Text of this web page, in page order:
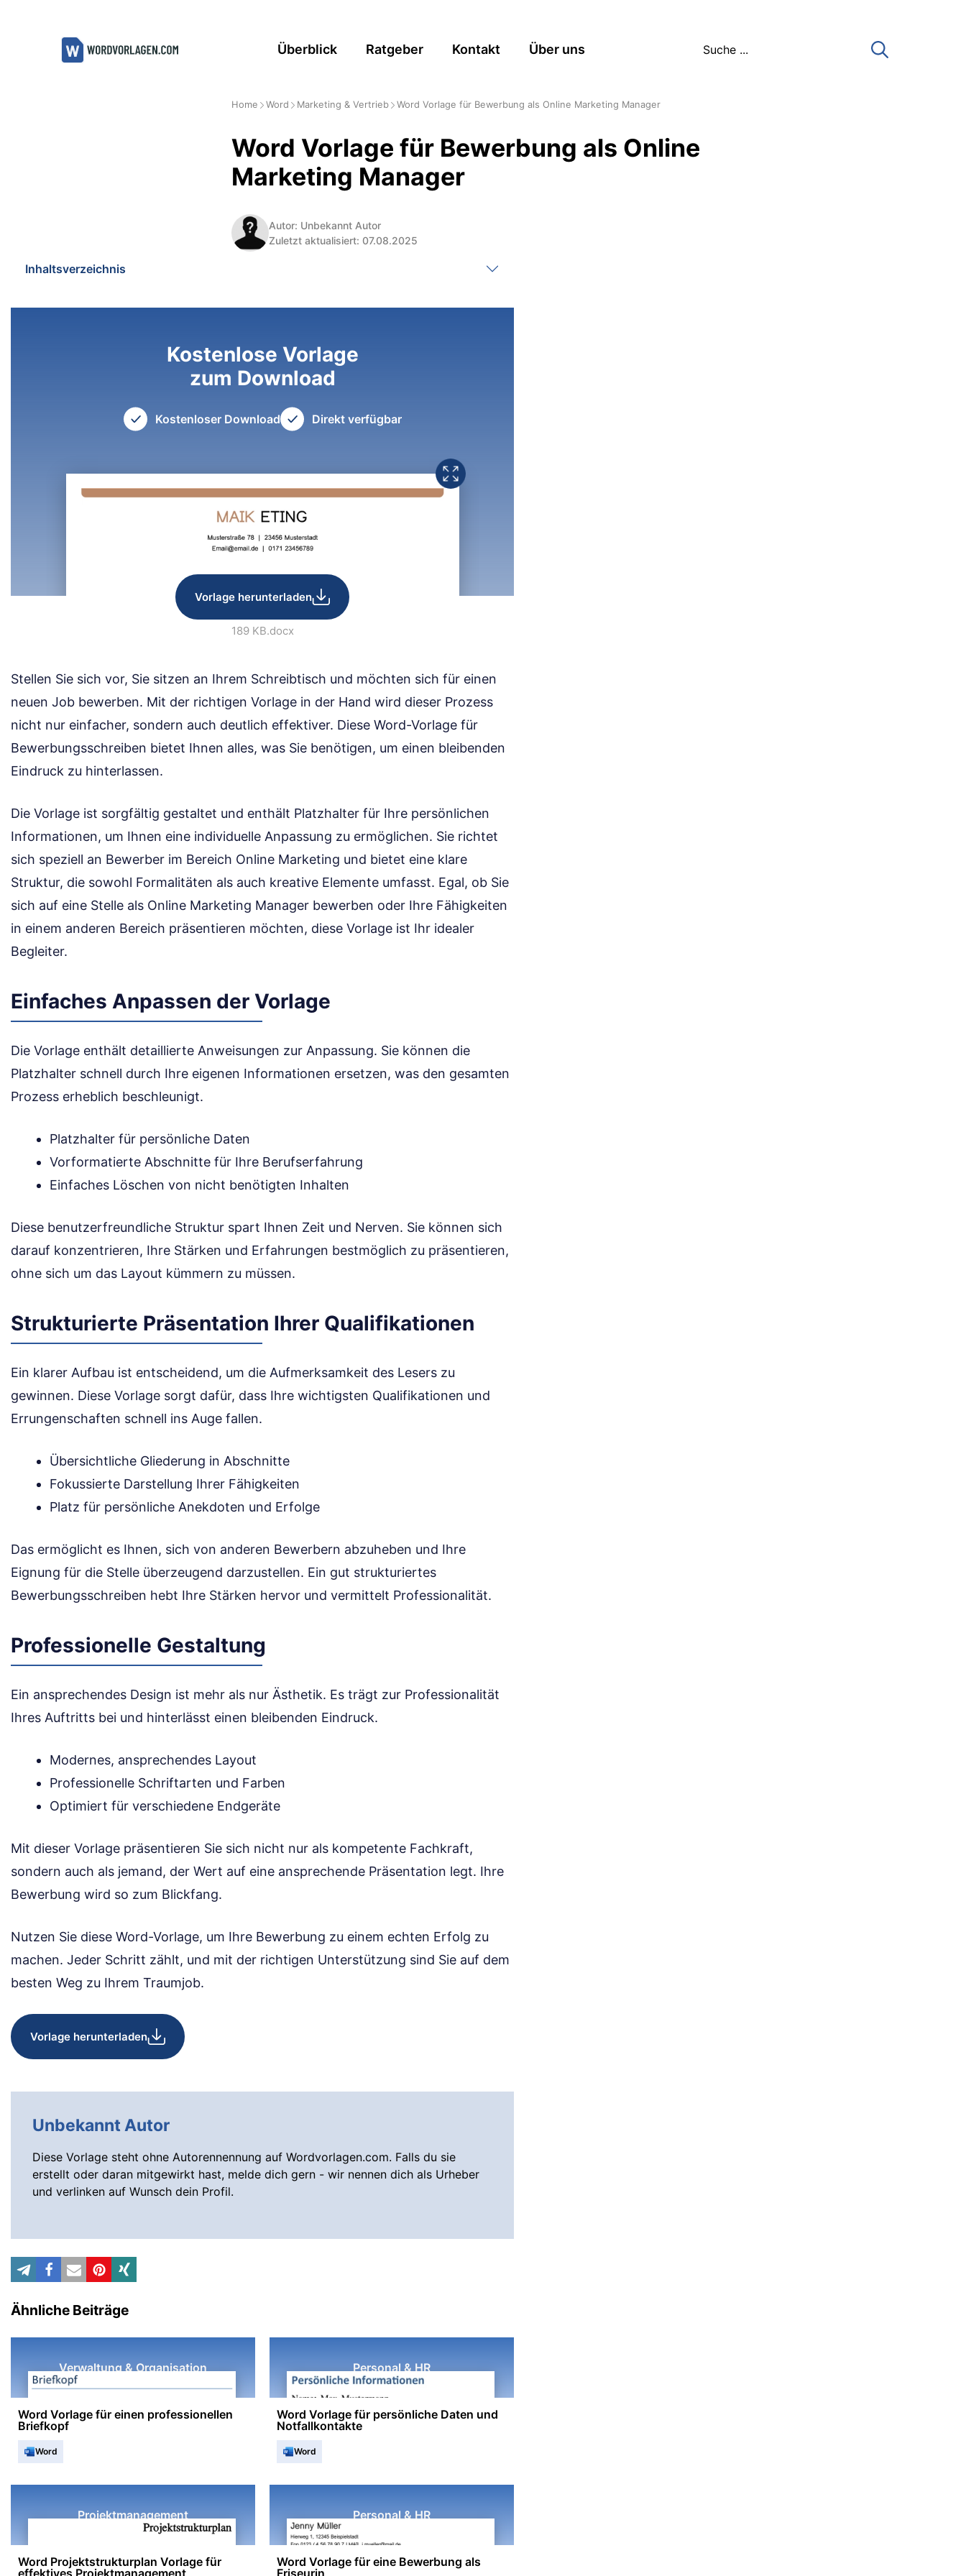
Überblick Ratgeber Kontakt Über uns
Home Word Marketing & Vertrieb Word Vorlage für Bewerbung als Online Marketing Manager
Word Vorlage für Bewerbung als Online
Marketing Manager
Autor: Unbekannt Autor
Zuletzt aktualisiert: 07.08.2025
Inhaltsverzeichnis
Kostenlose Vorlage
zum Download
Kostenloser Download Direkt verfügbar
Vorlage herunterladen
189 KB.docx
Stellen Sie sich vor, Sie sitzen an Ihrem Schreibtisch und möchten sich für einen
neuen Job bewerben. Mit der richtigen Vorlage in der Hand wird dieser Prozess
nicht nur einfacher, sondern auch deutlich effektiver. Diese Word-Vorlage für
Bewerbungsschreiben bietet Ihnen alles, was Sie benötigen, um einen bleibenden
Eindruck zu hinterlassen.
Die Vorlage ist sorgfältig gestaltet und enthält Platzhalter für Ihre persönlichen
Informationen, um Ihnen eine individuelle Anpassung zu ermöglichen. Sie richtet
sich speziell an Bewerber im Bereich Online Marketing und bietet eine klare
Struktur, die sowohl Formalitäten als auch kreative Elemente umfasst. Egal, ob Sie
sich auf eine Stelle als Online Marketing Manager bewerben oder Ihre Fähigkeiten
in einem anderen Bereich präsentieren möchten, diese Vorlage ist Ihr idealer
Begleiter.
Einfaches Anpassen der Vorlage
Die Vorlage enthält detaillierte Anweisungen zur Anpassung. Sie können die
Platzhalter schnell durch Ihre eigenen Informationen ersetzen, was den gesamten
Prozess erheblich beschleunigt.
Platzhalter für persönliche Daten
Vorformatierte Abschnitte für Ihre Berufserfahrung
Einfaches Löschen von nicht benötigten Inhalten
Diese benutzerfreundliche Struktur spart Ihnen Zeit und Nerven. Sie können sich
darauf konzentrieren, Ihre Stärken und Erfahrungen bestmöglich zu präsentieren,
ohne sich um das Layout kümmern zu müssen.
Strukturierte Präsentation Ihrer Qualifikationen
Ein klarer Aufbau ist entscheidend, um die Aufmerksamkeit des Lesers zu
gewinnen. Diese Vorlage sorgt dafür, dass Ihre wichtigsten Qualifikationen und
Errungenschaften schnell ins Auge fallen.
Übersichtliche Gliederung in Abschnitte
Fokussierte Darstellung Ihrer Fähigkeiten
Platz für persönliche Anekdoten und Erfolge
Das ermöglicht es Ihnen, sich von anderen Bewerbern abzuheben und Ihre
Eignung für die Stelle überzeugend darzustellen. Ein gut strukturiertes
Bewerbungsschreiben hebt Ihre Stärken hervor und vermittelt Professionalität.
Professionelle Gestaltung
Ein ansprechendes Design ist mehr als nur Ästhetik. Es trägt zur Professionalität
Ihres Auftritts bei und hinterlässt einen bleibenden Eindruck.
Modernes, ansprechendes Layout
Professionelle Schriftarten und Farben
Optimiert für verschiedene Endgeräte
Mit dieser Vorlage präsentieren Sie sich nicht nur als kompetente Fachkraft,
sondern auch als jemand, der Wert auf eine ansprechende Präsentation legt. Ihre
Bewerbung wird so zum Blickfang.
Nutzen Sie diese Word-Vorlage, um Ihre Bewerbung zu einem echten Erfolg zu
machen. Jeder Schritt zählt, und mit der richtigen Unterstützung sind Sie auf dem
besten Weg zu Ihrem Traumjob.
Vorlage herunterladen
Unbekannt Autor
Diese Vorlage steht ohne Autorennennung auf Wordvorlagen.com. Falls du sie
erstellt oder daran mitgewirkt hast, melde dich gern - wir nennen dich als Urheber
und verlinken auf Wunsch dein Profil.
Ähnliche Beiträge
Verwaltung & Organisation
Word Vorlage für einen professionellen
Briefkopf
Word
Personal & HR
Word Vorlage für persönliche Daten und
Notfallkontakte
Word
Projektmanagement
Word Projektstrukturplan Vorlage für
effektives Projektmanagement
Personal & HR
Word Vorlage für eine Bewerbung als
Friseurin